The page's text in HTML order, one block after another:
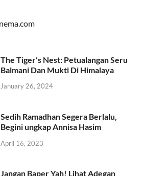
The Tiger’s Nest: Petualangan Seru
Balmani Dan Mukti Di Himalaya
January 26, 2024
Sedih Ramadhan Segera Berlalu,
Begini ungkap Annisa Hasim
April 16, 2023
Jangan Baper Yah! Lihat Adegan